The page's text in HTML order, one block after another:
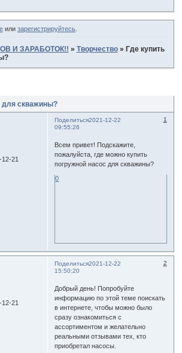
или зарегистрируйтесь.
И ЗАРАБОТОК!! » Творчество » Где купить
для скважины?
Поделиться 1
2021-12-22
09:55:26
12-21
Всем привет! Подскажите,
пожалуйста, где можно купить
погружной насос для скважины?
0
Поделиться 2
2021-12-22
15:50:20
12-21
Добрый день! Попробуйте
информацию по этой теме поискать
в интернете, чтобы можно было
сразу ознакомиться с
ассортиментом и желательно
реальными отзывами тех, кто
приобретал насосы.